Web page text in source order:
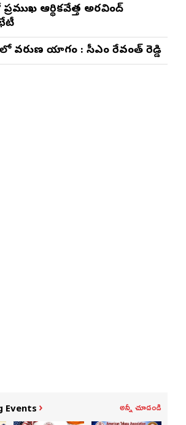
ఆర్థికవేత్త అరవింద్‌
వరుణ యాగం : సీఎం రేవంత్ రెడ్డి
Events అన్నీ చూడండి